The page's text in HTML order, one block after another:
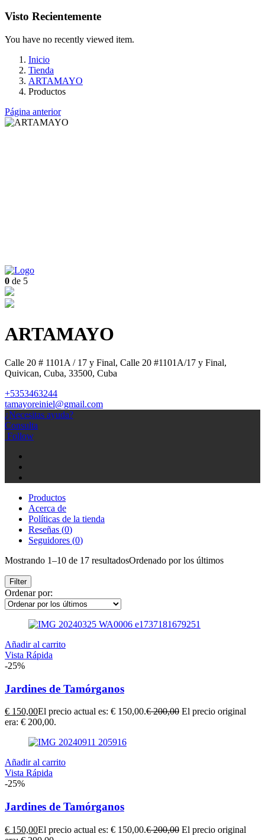
Visto Recientemente
You have no recently viewed item.
Inicio
Tienda
ARTAMAYO
Productos
Página anterior
0 de 5
ARTAMAYO
Calle 20 # 1101A / 17 y Final, Calle 20 #1101A/17 y Final,
Quivican, Cuba, 33500, Cuba
+5353463244
tamayoreiniel@gmail.com
¿Necesitas ayuda?
Consulta
Follow
Productos
Acerca de
Políticas de la tienda
Reseñas (0)
Seguidores (0)
Mostrando 1–10 de 17 resultadosOrdenado por los últimos
Filter
Ordenar por:
Añadir al carrito
Vista Rápida
-25%
Jardines de Tamórganos
€ 150,00El precio actual es: € 150,00.€200,00 El precio original
era: € 200,00.
Añadir al carrito
Vista Rápida
-25%
Jardines de Tamórganos
€ 150,00El precio actual es: € 150,00.€200,00 El precio original